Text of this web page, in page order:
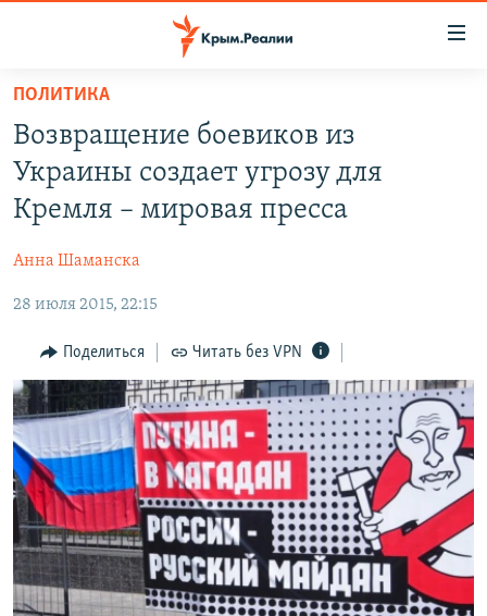
Вернуться
основному
содержанию
Вернутся
главной
Вернутся
поиску
СПЕЦПРОЕКТЫ
ВОДА
ЕЩЕ
ИНТЕРАКТИВ
ИНФОГРАФИКА
ТЕЛЕПРОЕКТ КРЫМ.РЕАЛИИ
СОВЕТЫ ПРАВОЗАЩИТНИКОВ
ПРОПАВШИЕ БЕЗ ВЕСТИ
ПОБЕДИТЕЛЕЙ НЕ СУДЯТ?
КРЫМ.НЕПОКОРЕННЫЙ
ELIFBE
РАДІО СВОБОДА
КАК ОБОЙТИ БЛОКИРОВКУ
Українською
Qırımtatar
ПРИСОЕДИНЯЙТЕСЬ!
ПОЛИТИКА
Возвращение боевиков из
Украины создает угрозу для
Кремля – мировая пресса
Анна Шаманска
28 июля 2015, 22:15
Поделиться Читать без VPN